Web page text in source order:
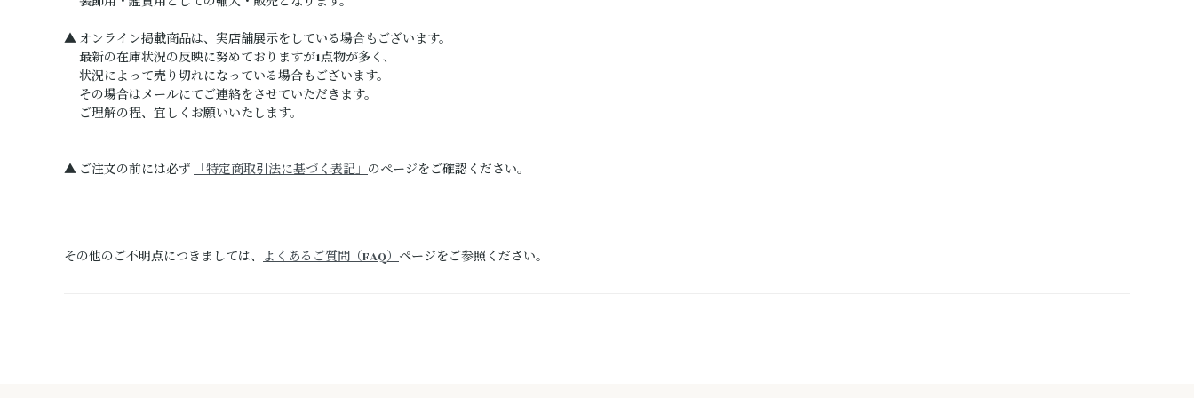
▲ オンライン掲載商品は、実店舗展示をしている場合もございます。
最新の在庫状況の反映に努めておりますが1点物が多く、
状況によって売り切れになっている場合もございます。
その場合はメールにてご連絡をさせていただきます。
ご理解の程、宜しくお願いいたします。
▲ ご注文の前には必ず 「特定商取引法に基づく表記」のページをご確認ください。
その他のご不明点につきましては、 よくあるご質問（FAQ）ページをご参照ください。